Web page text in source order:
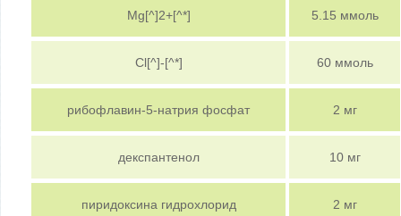
Mg[^]2+[^*] 5.15 ммоль
Cl[^]-[^*] 60 ммоль
рибофлавин-5-натрия фосфат 2 мг
декспантенол 10 мг
пиридоксина гидрохлорид 2 мг